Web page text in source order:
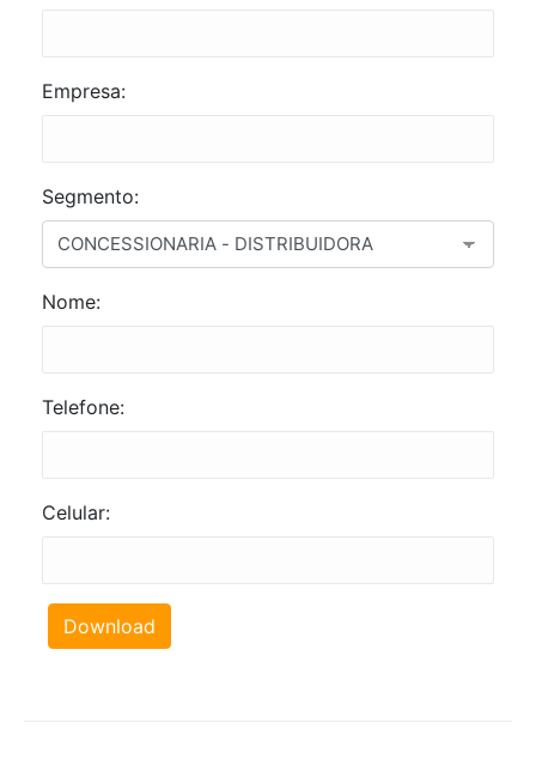
Empresa:
Segmento:
Nome:
Telefone:
Celular:
Download